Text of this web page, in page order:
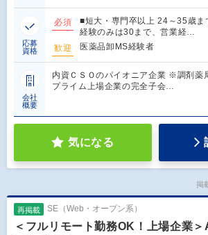
応募
資格
必須
■短大・専門卒以上 24～35歳
経験のみは30まで、営業経…
歓迎
医薬品卸MS経験者
会社
概要
内資ＣＳＯのパイオニア企業 ※調剤薬
プライム上場企業の完全子会…
気になる
掲
再掲載 SE（Web・オープン系）
＜フルリモート勤務OK！上場企業＞